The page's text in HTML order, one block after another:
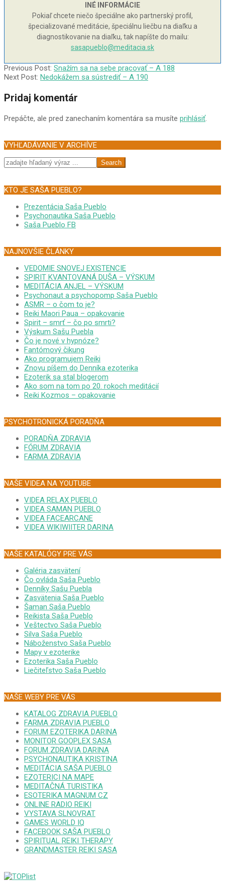
INÉ INFORMÁCIE
Pokiaľ chcete niečo špeciálne ako partnerský profil,
špecializované meditácie, špeciálnu liečbu na diaľku a
diagnostikovanie na diaľku, tak napíšte do mailu:
sasapueblo@meditacia.sk
2004-
08-
Previous Post: Snažím sa na sebe pracovať – A 188
Next Post: Nedokážem sa sústrediť – A 190
Pridaj komentár
Prepáčte, ale pred zanechaním komentára sa musíte prihlásiť.
VYHĽADÁVANIE V ARCHÍVE
Search
KTO JE SAŠA PUEBLO?
Prezentácia Saša Pueblo
Psychonautika Saša Pueblo
Saša Pueblo FB
NAJNOVŠIE ČLÁNKY
VEDOMIE SNOVEJ EXISTENCIE
SPIRIT KVANTOVANÁ DUŠA – VÝSKUM
MEDITÁCIA ANJEL – VÝSKUM
Psychonaut a psychopomp Saša Pueblo
ASMR – o čom to je?
Reiki Maori Paua – opakovanie
Spirit – smrť – čo po smrti?
Výskum Sašu Puebla
Čo je nové v hypnóze?
Fantómový čikung
Ako programujem Reiki
Znovu píšem do Denníka ezoterika
Ezoterik sa stal blogerom
Ako som na tom po 20. rokoch meditácií
Reiki Kozmos – opakovanie
PSYCHOTRONICKÁ PORADŇA
PORADŇA ZDRAVIA
FÓRUM ZDRAVIA
FARMA ZDRAVIA
NAŠE VIDEA NA YOUTUBE
VIDEA RELAX PUEBLO
VIDEA SAMAN PUEBLO
VIDEA FACEARCANE
VIDEA WIKIWIITER DARINA
NAŠE KATALÓGY PRE VÁS
Galéria zasvätení
Čo ovláda Saša Pueblo
Denníky Sašu Puebla
Zasvätenia Saša Pueblo
Šaman Saša Pueblo
Reikista Saša Pueblo
Veštectvo Saša Pueblo
Silva Saša Pueblo
Náboženstvo Saša Pueblo
Mapy v ezoterike
Ezoterika Saša Pueblo
Liečiteľstvo Saša Pueblo
NAŠE WEBY PRE VÁS
KATALOG ZDRAVIA PUEBLO
FARMA ZDRAVIA PUEBLO
FORUM EZOTERIKA DARINA
MONITOR GOOPLEX SASA
FORUM ZDRAVIA DARINA
PSYCHONAUTIKA KRISTINA
MEDITÁCIA SAŠA PUEBLO
EZOTERICI NA MAPE
MEDITAČNÁ TURISTIKA
ESOTERIKA MAGNUM CZ
ONLINE RADIO REIKI
VYSTAVA SLNOVRAT
GAMES WORLD IQ
FACEBOOK SAŠA PUEBLO
SPIRITUAL REIKI THERAPY
GRANDMASTER REIKI SASA